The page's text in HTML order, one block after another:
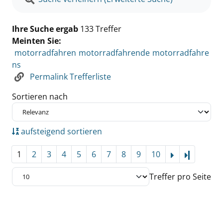
Ihre Suche ergab 133 Treffer
Meinten Sie:
motorradfahren motorradfahrende motorradfahre
ns
Permalink Trefferliste
Sortieren nach
aufsteigend sortieren
1 2 3 4 5 6 7 8 9 10
Treffer pro Seite